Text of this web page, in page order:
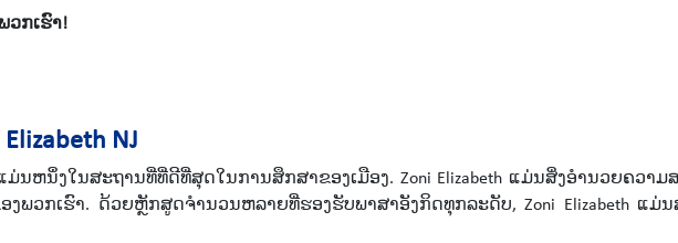
ວກເຮົາ!
NJ
ແມ່ນຫນຶ່ງໃນສະຖານທີ່ທີ່ດີທີ່ສຸດໃນການສຶກສາຂອງເມືອງ. Zoni Elizabeth ແມ່ນສິ່ງອໍານວຍຄວ
ພວກເຮົາ. ດ້ວຍຫຼັກສູດຈໍານວນຫລາຍທີ່ຮອງຮັບພາສາອັງກິດທຸກລະດັບ, Zoni Elizabeth ແມ່